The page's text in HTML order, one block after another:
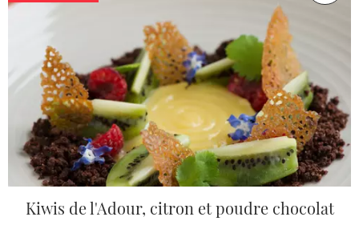
Kiwis de l'Adour, citron et poudre chocolat